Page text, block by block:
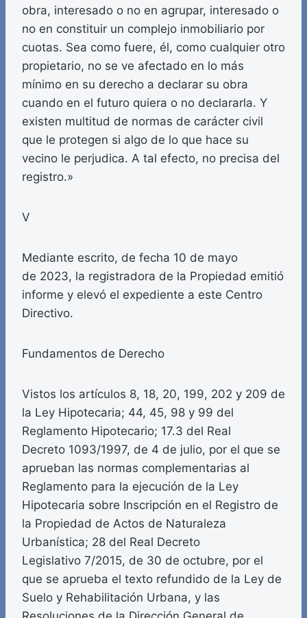
obra, interesado o no en agrupar, interesado o
no en constituir un complejo inmobiliario por
cuotas. Sea como fuere, él, como cualquier otro
propietario, no se ve afectado en lo más
mínimo en su derecho a declarar su obra
cuando en el futuro quiera o no declararla. Y
existen multitud de normas de carácter civil
que le protegen si algo de lo que hace su
vecino le perjudica. A tal efecto, no precisa del
registro.»
V
Mediante escrito, de fecha 10 de mayo
de 2023, la registradora de la Propiedad emitió
informe y elevó el expediente a este Centro
Directivo.
Fundamentos de Derecho
Vistos los artículos 8, 18, 20, 199, 202 y 209 de
la Ley Hipotecaria; 44, 45, 98 y 99 del
Reglamento Hipotecario; 17.3 del Real
Decreto 1093/1997, de 4 de julio, por el que se
aprueban las normas complementarias al
Reglamento para la ejecución de la Ley
Hipotecaria sobre Inscripción en el Registro de
la Propiedad de Actos de Naturaleza
Urbanística; 28 del Real Decreto
Legislativo 7/2015, de 30 de octubre, por el
que se aprueba el texto refundido de la Ley de
Suelo y Rehabilitación Urbana, y las